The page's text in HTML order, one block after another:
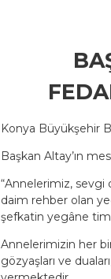
Konya Büyükşehir
Başkan Altay’ın
“Annelerimiz, sevgi
daim rehber olan
şefkatin yegâne
Annelerimizin her
gözyaşları ve